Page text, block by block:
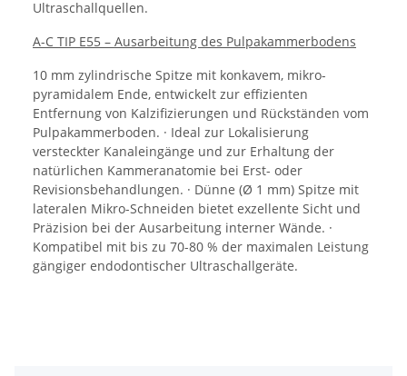
Ultraschallquellen.
A-C TIP E55 – Ausarbeitung des Pulpakammerbodens
10 mm zylindrische Spitze mit konkavem, mikro-
pyramidalem Ende, entwickelt zur effizienten
Entfernung von Kalzifizierungen und Rückständen vom
Pulpakammerboden. · Ideal zur Lokalisierung
versteckter Kanaleingänge und zur Erhaltung der
natürlichen Kammeranatomie bei Erst- oder
Revisionsbehandlungen. · Dünne (Ø 1 mm) Spitze mit
lateralen Mikro-Schneiden bietet exzellente Sicht und
Präzision bei der Ausarbeitung interner Wände. ·
Kompatibel mit bis zu 70-80 % der maximalen Leistung
gängiger endodontischer Ultraschallgeräte.